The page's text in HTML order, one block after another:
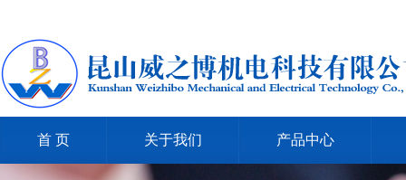
首 页 关于我们 产品中心